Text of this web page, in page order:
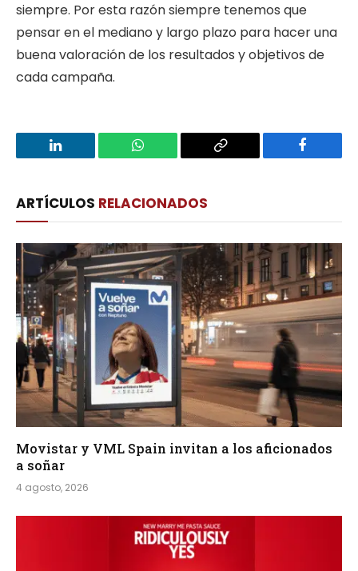
siempre. Por esta razón siempre tenemos que
pensar en el mediano y largo plazo para hacer una
buena valoración de los resultados y objetivos de
cada campaña.
LinkedIn WhatsApp
Copy
Facebook
ARTÍCULOS RELACIONADOS
Movistar y VML Spain invitan a los aficionados
a soñar
4 agosto, 2026